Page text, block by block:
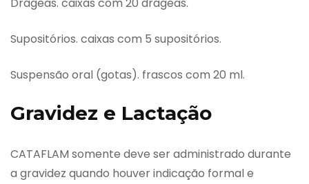
Drágeas. caixas com 20 drágeas.
Supositórios. caixas com 5 supositórios.
Suspensão oral (gotas). frascos com 20 ml.
Gravidez e Lactação
CATAFLAM somente deve ser administrado durante
a gravidez quando houver indicação formal e